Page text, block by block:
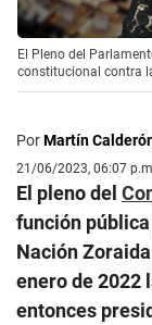
El Pleno del
constitucional contra
PorMartín
21/06/2023, 06:07
El pleno del
función
Nación
enero de 2022
entonces